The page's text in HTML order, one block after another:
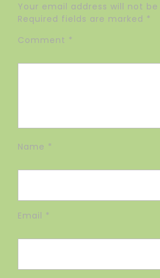
Your email address will not be
Required fields are marked *
Comment *
Name *
Email *